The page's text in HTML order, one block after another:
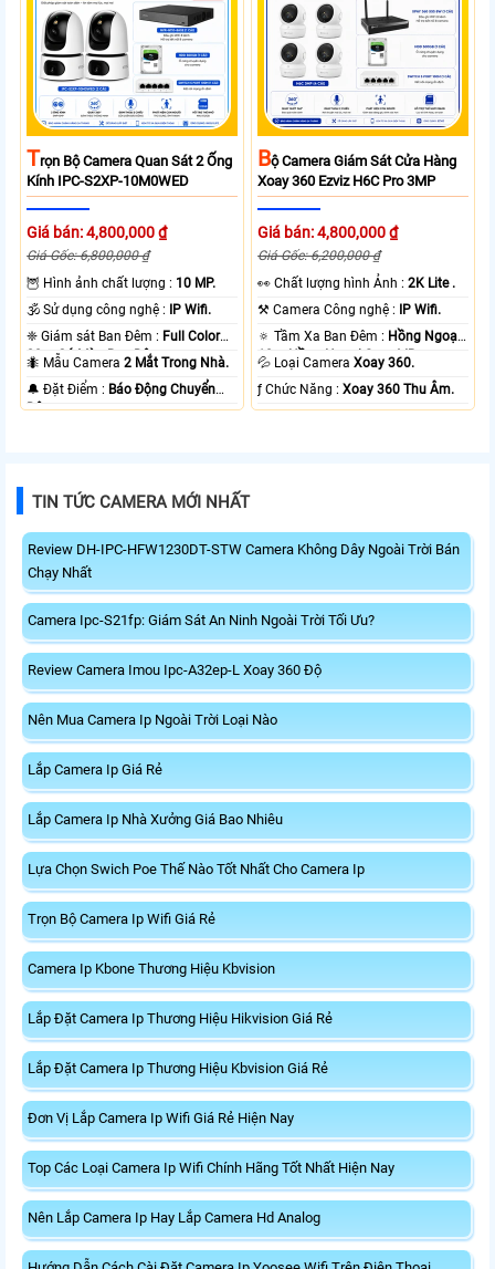
TRọn Bộ Camera Quan Sát 2 Ống
Kính IPC-S2XP-10M0WED
Giá bán: 4,800,000 ₫
Giá Gốc: 6,800,000 ₫
🦉 Hình ảnh chất lượng : 10 MP.
🕉️ Sử dụng công nghệ :
IP Wifi.
❈ Giám sát Ban Đêm : Full Color
20m Có Màu Ban Ðêm.
🐜 Mẫu Camera2 Mắt Trong Nhà.
️🔔 Đặt Điểm : Báo Động Chuyển
Động.
BỘ Camera Giám Sát Cửa Hàng
Xoay 360 Ezviz H6C Pro 3MP
Giá bán: 4,800,000 ₫
Giá Gốc: 6,200,000 ₫
️👀 Chất lượng hình Ảnh :2K Lite .
⚒ Camera Công nghệ :
IP Wifi.
🔅 Tầm Xa Ban Đêm : Hồng Ngoại
10m Hồng Ngoại Smart IR.
💦 Loại CameraXoay 360.
️ƒ Chức Năng :Xoay 360 Thu Âm.
TIN TỨC CAMERA MỚI NHẤT
Review DH-IPC-HFW1230DT-STW Camera Không Dây Ngoài Trời Bán
Chạy Nhất
Camera Ipc-S21fp: Giám Sát An Ninh Ngoài Trời Tối Ưu?
Review Camera Imou Ipc-A32ep-L Xoay 360 Độ
Nên Mua Camera Ip Ngoài Trời Loại Nào
Lắp Camera Ip Giá Rẻ
Lắp Camera Ip Nhà Xưởng Giá Bao Nhiêu
Lựa Chọn Swich Poe Thế Nào Tốt Nhất Cho Camera Ip
Trọn Bộ Camera Ip Wifi Giá Rẻ
Camera Ip Kbone Thương Hiệu Kbvision
Lắp Đặt Camera Ip Thương Hiệu Hikvision Giá Rẻ
Lắp Đặt Camera Ip Thương Hiệu Kbvision Giá Rẻ
Đơn Vị Lắp Camera Ip Wifi Giá Rẻ Hiện Nay
Top Các Loại Camera Ip Wifi Chính Hãng Tốt Nhất Hiện Nay
Nên Lắp Camera Ip Hay Lắp Camera Hd Analog